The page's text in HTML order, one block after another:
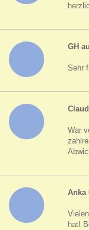
GH
Sehr
War
Anka
hat!